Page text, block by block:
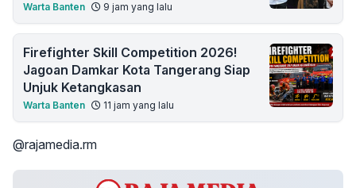
Warta Banten 9 jam yang lalu
Firefighter Skill Competition 2026!
Jagoan Damkar Kota Tangerang Siap
Unjuk Ketangkasan
Warta Banten 11 jam yang lalu
@rajamedia.rm